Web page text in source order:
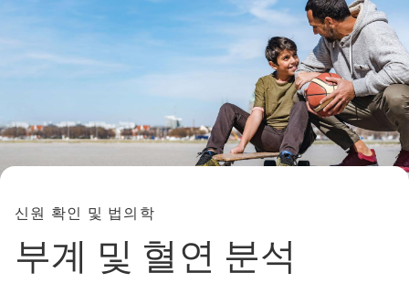
신원 확인 및 법의학
부계 및 혈연 분석